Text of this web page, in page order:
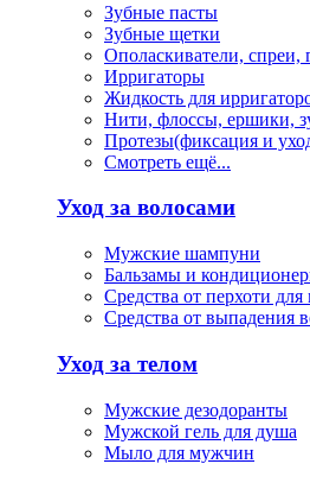
Зубные пасты
Зубные щетки
Ополаскиватели, спреи,
Ирригаторы
Жидкость для
Нити, флосcы, ершики,
Протезы(фиксация и
Смотреть ещё...
Уход за волосами
Мужские шампуни
Бальзамы и
Средства от перхоти
Средства от выпадения
Уход за телом
Мужские дезодоранты
Мужской гель для душа
Мыло для мужчин